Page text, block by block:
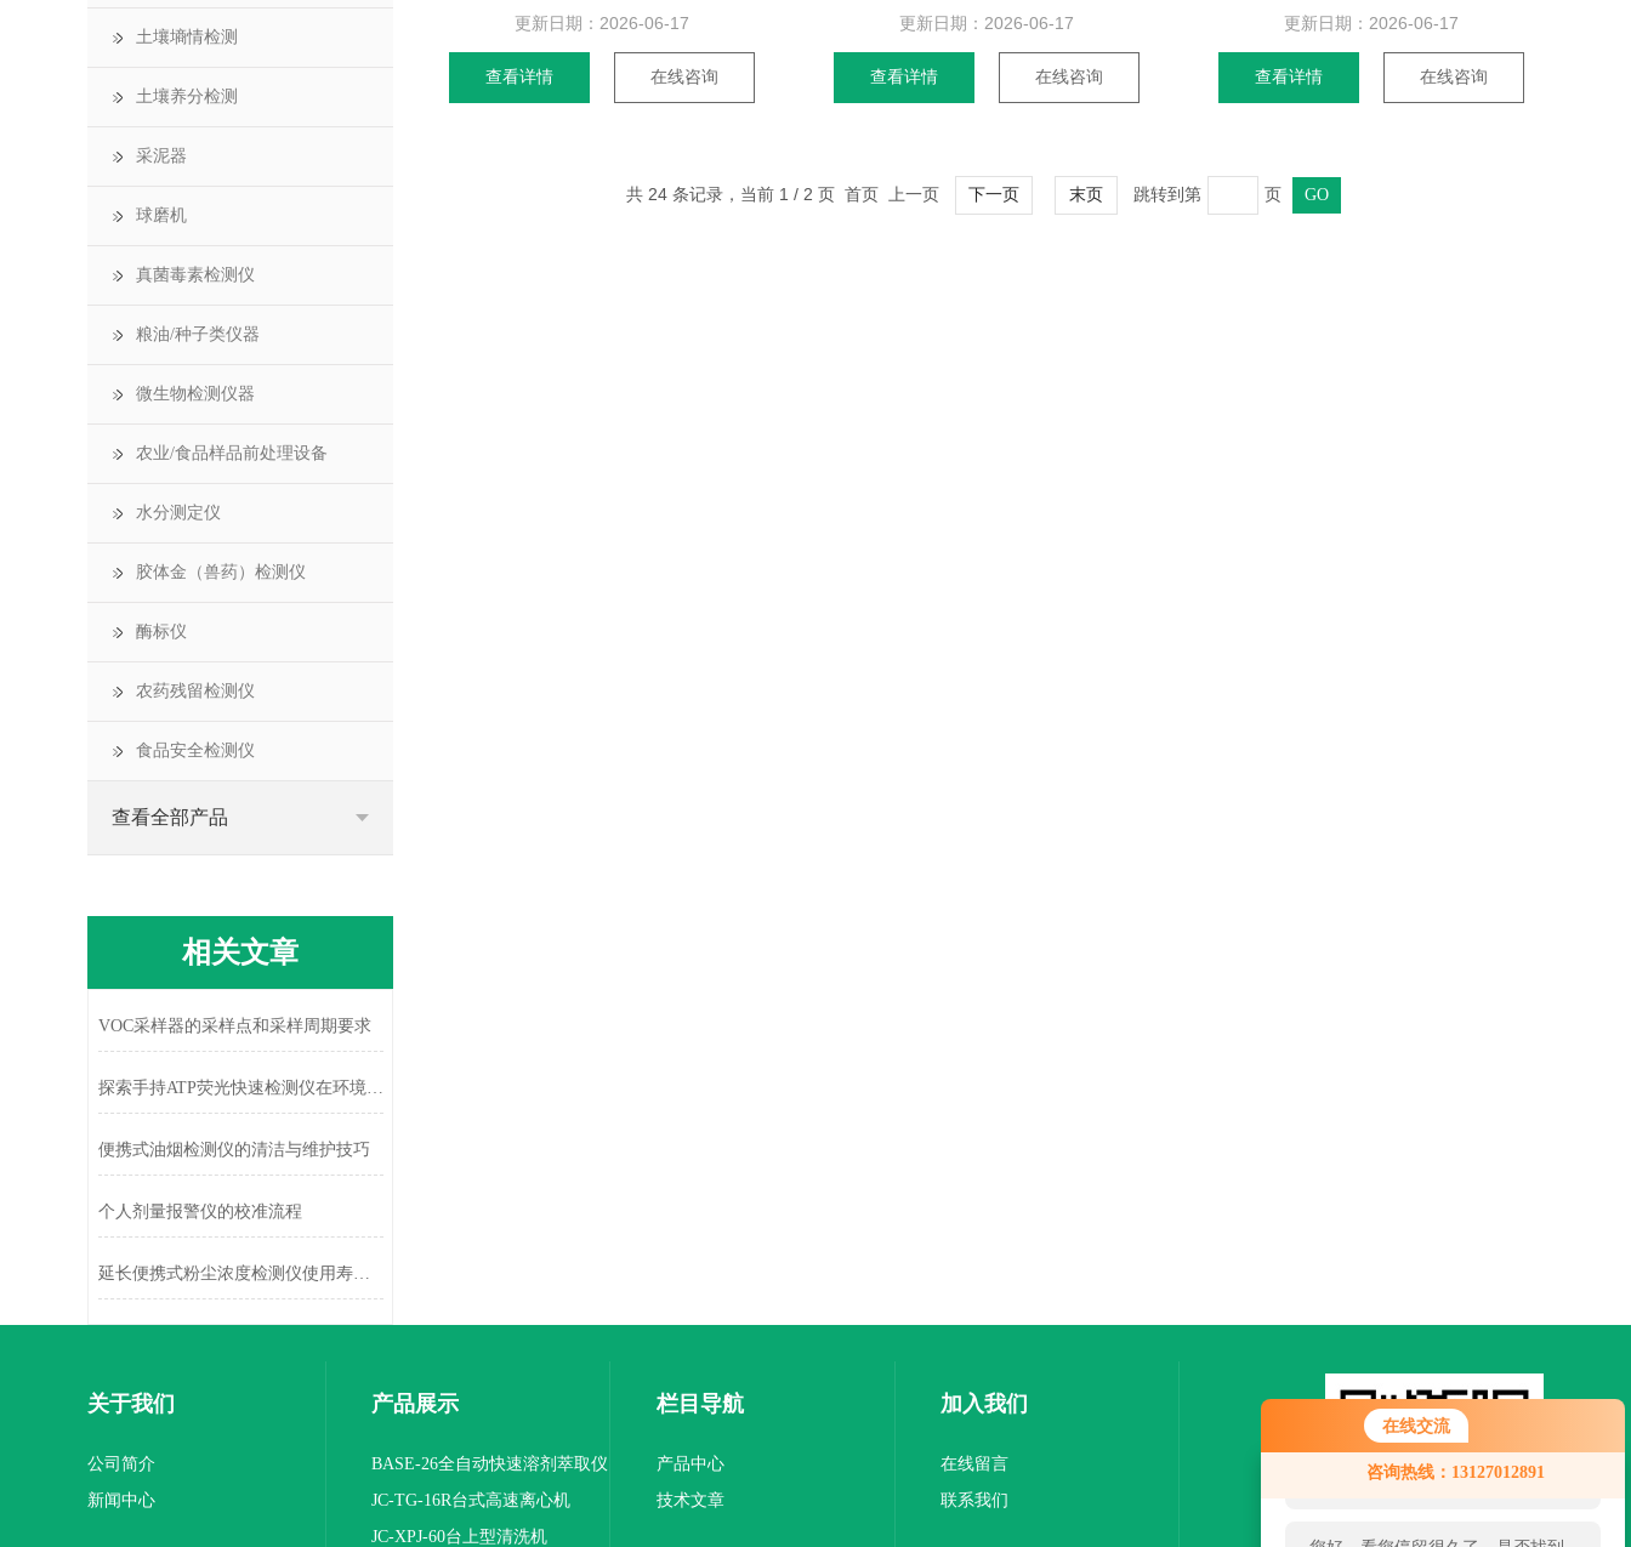
在线交流
咨询热线：13127012891
您好！欢迎前来咨询，很高兴为您
服务，请问您要咨询什么问题呢？
土壤墒情检测
土壤养分检测
采泥器
球磨机
真菌毒素检测仪
粮油/种子类仪器
微生物检测仪器
农业/食品样品前处理设备
水分测定仪
胶体金（兽药）检测仪
酶标仪
农药残留检测仪
食品安全检测仪
查看全部产品
相关文章
VOC采样器的采样点和采样周期要求
探索手持ATP荧光快速检测仪在环境监测中的广泛应用
便携式油烟检测仪的清洁与维护技巧
个人剂量报警仪的校准流程
延长便携式粉尘浓度检测仪使用寿命的维护策略
更新日期： 2026-06-17
查看详情 在线咨询
更新日期： 2026-06-17
查看详情 在线咨询
更新日期： 2026-06-17
查看详情 在线咨询
共 24 条记录，当前 1 / 2 页 首页 上一页 下一页 末页 跳转到第 页
关于我们
公司简介
新闻中心
产品展示
BASE-26全自动快速溶剂萃取仪
JC-TG-16R台式高速离心机
JC-XPJ-60台上型清洗机
栏目导航
产品中心
技术文章
加入我们
在线留言
联系我们